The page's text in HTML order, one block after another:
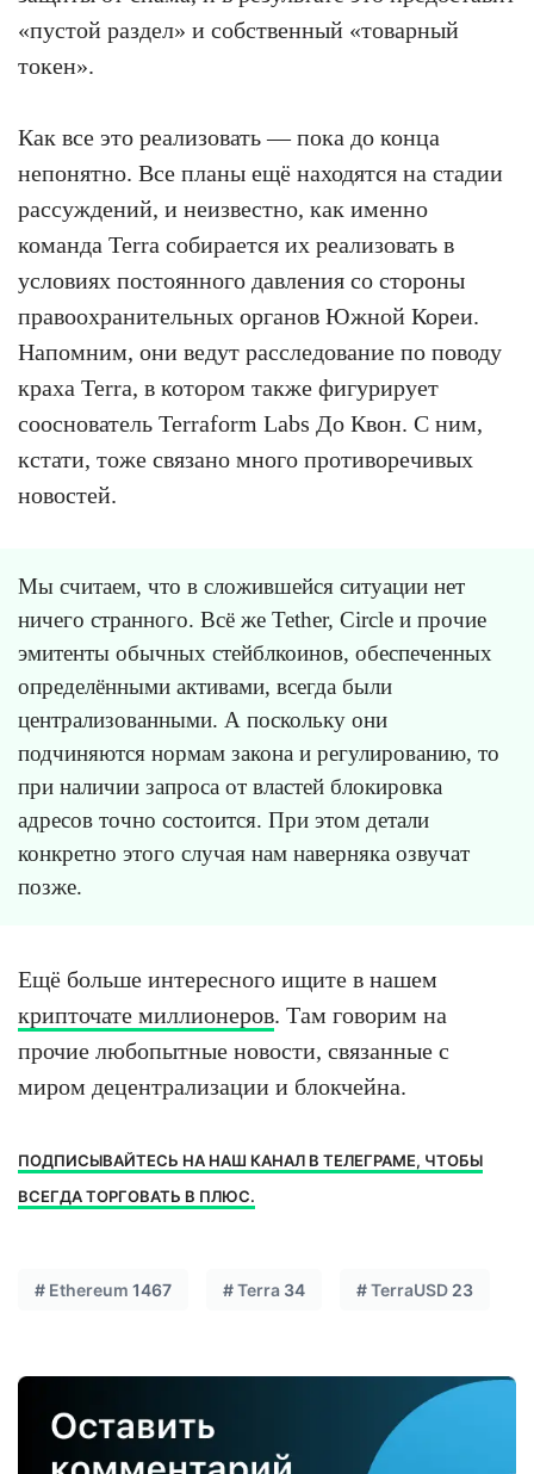
«пустой раздел» и собственный «товарный
токен».
Как все это реализовать — пока до конца
непонятно. Все планы ещё находятся на стадии
рассуждений, и неизвестно, как именно
команда Terra собирается их реализовать в
условиях постоянного давления со стороны
правоохранительных органов Южной Кореи.
Напомним, они ведут расследование по поводу
краха Terra, в котором также фигурирует
сооснователь Terraform Labs До Квон. С ним,
кстати, тоже связано много противоречивых
новостей.
Мы считаем, что в сложившейся ситуации нет
ничего странного. Всё же Tether, Circle и прочие
эмитенты обычных стейблкоинов, обеспеченных
определёнными активами, всегда были
централизованными. А поскольку они
подчиняются нормам закона и регулированию, то
при наличии запроса от властей блокировка
адресов точно состоится. При этом детали
конкретно этого случая нам наверняка озвучат
позже.
Ещё больше интересного ищите в нашем
крипточате миллионеров. Там говорим на
прочие любопытные новости, связанные с
миром децентрализации и блокчейна.
ПОДПИСЫВАЙТЕСЬ НА НАШ КАНАЛ В ТЕЛЕГРАМЕ, ЧТОБЫ
ВСЕГДА ТОРГОВАТЬ В ПЛЮС.
# Ethereum 1467 #Terra 34 #TerraUSD 23